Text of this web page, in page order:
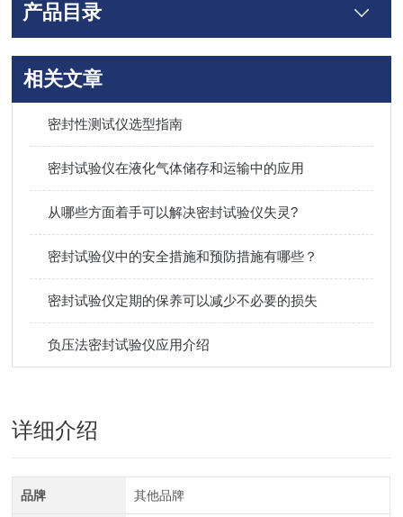
产品目录
相关文章
密封性测试仪选型指南
密封试验仪在液化气体储存和运输中的应用
从哪些方面着手可以解决密封试验仪失灵?
密封试验仪中的安全措施和预防措施有哪些？
密封试验仪定期的保养可以减少不必要的损失
负压法密封试验仪应用介绍
详细介绍
品牌 其他品牌